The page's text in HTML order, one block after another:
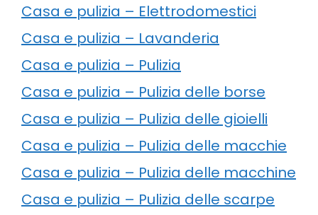
Casa e pulizia – Elettrodomestici
Casa e pulizia – Lavanderia
Casa e pulizia – Pulizia
Casa e pulizia – Pulizia delle borse
Casa e pulizia – Pulizia delle gioielli
Casa e pulizia – Pulizia delle macchie
Casa e pulizia – Pulizia delle macchine
Casa e pulizia – Pulizia delle scarpe